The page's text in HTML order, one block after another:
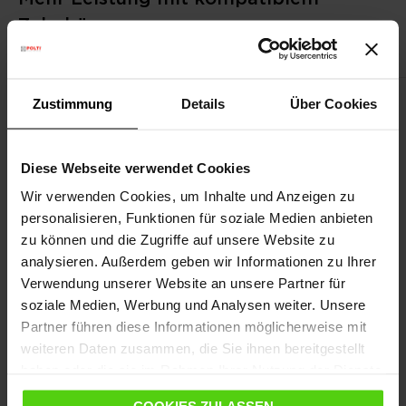
Zustimmung Details Über Cookies
Diese Webseite verwendet Cookies
Wir verwenden Cookies, um Inhalte und Anzeigen zu
personalisieren, Funktionen für soziale Medien anbieten
zu können und die Zugriffe auf unsere Website zu
analysieren. Außerdem geben wir Informationen zu Ihrer
Verwendung unserer Website an unsere Partner für
soziale Medien, Werbung und Analysen weiter. Unsere
Partner führen diese Informationen möglicherweise mit
weiteren Daten zusammen, die Sie ihnen bereitgestellt
gesammelt haben.
Zubehör